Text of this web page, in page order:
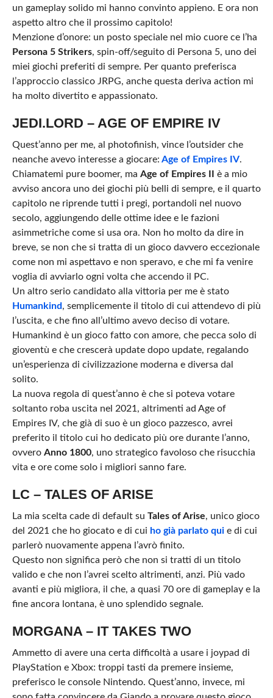
un gameplay solido mi hanno convinto appieno. E ora non
aspetto altro che il prossimo capitolo!
Menzione d’onore: un posto speciale nel mio cuore ce l’ha
Persona 5 Strikers, spin-off/seguito di Persona 5, uno dei
miei giochi preferiti di sempre. Per quanto preferisca
l’approccio classico JRPG, anche questa deriva action mi
ha molto divertito e appassionato.
JEDI.LORD – AGE OF EMPIRE IV
Quest’anno per me, al photofinish, vince l’outsider che
neanche avevo interesse a giocare: Age of Empires IV.
Chiamatemi pure boomer, ma Age of Empires II
è a mio
avviso ancora uno dei giochi più belli di sempre, e il quarto
capitolo ne riprende tutti i pregi, portandoli nel nuovo
secolo, aggiungendo delle ottime idee e le fazioni
asimmetriche come si usa ora. Non ho molto da dire in
breve, se non che si tratta di un gioco davvero eccezionale
come non mi aspettavo e non speravo, e che mi fa venire
voglia di avviarlo ogni volta che accendo il PC.
Un altro serio candidato alla vittoria per me è stato
Humankind, semplicemente il titolo di cui attendevo di più
l’uscita, e che fino all’ultimo avevo deciso di votare.
Humankind è un gioco fatto con amore, che pecca solo di
gioventù e che crescerà update dopo update, regalando
un’esperienza di civilizzazione moderna e diversa dal
solito.
La nuova regola di quest’anno è che si poteva votare
soltanto roba uscita nel 2021, altrimenti ad Age of
Empires IV, che già di suo è un gioco pazzesco, avrei
preferito il titolo cui ho dedicato più ore durante l’anno,
ovvero Anno 1800, uno strategico favoloso che risucchia
vita e ore come solo i migliori sanno fare.
LC – TALES OF ARISE
La mia scelta cade di default su Tales of Arise, unico gioco
del 2021 che ho giocato e di cui ho già parlato quie di cui
parlerò nuovamente appena l’avrò finito.
Questo non significa però che non si tratti di un titolo
valido e che non l’avrei scelto altrimenti, anzi. Più vado
avanti e più migliora, il che, a quasi 70 ore di gameplay e la
fine ancora lontana, è uno splendido segnale.
MORGANA – IT TAKES TWO
Ammetto di avere una certa difficoltà a usare i joypad di
PlayStation e Xbox: troppi tasti da premere insieme,
preferisco le console Nintendo. Quest’anno, invece, mi